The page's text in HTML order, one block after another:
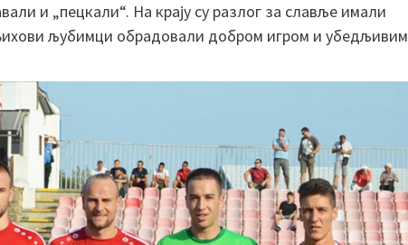
и „пецкали“. На крају су разлог за славље имали
љубимци обрадовали добром игром и убедљивим